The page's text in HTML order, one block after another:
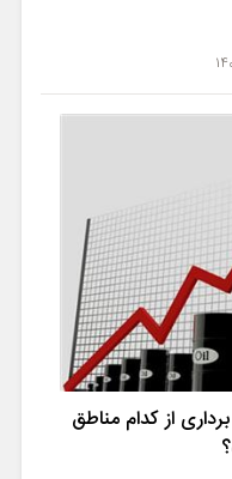
از کدام مناطق